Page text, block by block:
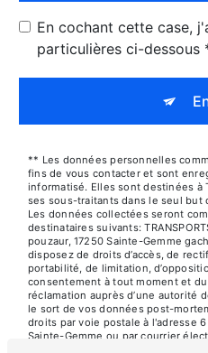
En cochant cette case,
particulières ci-dessous
** Les données personnelles
fins de vous contacter et sont
informatisé. Elles sont destinées à
ses sous-traitants dans le seul but
Les données collectées seront
destinataires suivants:
pouzaur, 17250 Sainte-Gemme
disposez de droits d’accès, de
portabilité, de limitation,
consentement à tout moment et
réclamation auprès d’une autorité
le sort de vos données post-
droits par voie postale à l'adresse
Sainte-Gemme ou par courrier
gachetfreres@orange.fr. Un